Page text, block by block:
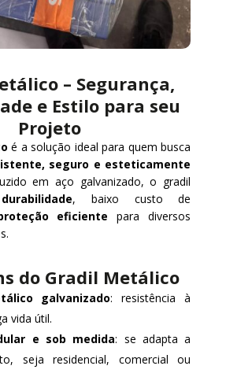
– Segurança,
e Estilo para seu
Projeto
é a solução ideal para quem busca
seguro e esteticamente
em aço galvanizado, o gradil
, baixo custo de
eficiente para diversos
do Gradil Metálico
galvanizado: resistência à
vida útil.
e sob medida: se adapta a
seja residencial, comercial ou